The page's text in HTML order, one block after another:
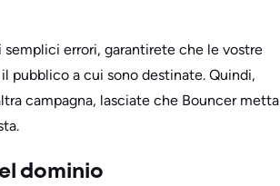
errori, garantirete che le vostre
pubblico a cui sono destinate. Quindi,
campagna, lasciate che Bouncer metta
dominio